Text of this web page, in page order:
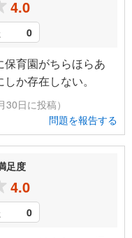
4.0
0
育園がちらほらあ
か存在しない。
日に投稿）
問題を報告する
足度
4.0
0